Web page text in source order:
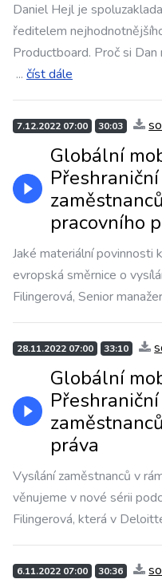
Daniel Hejl je
ředitelem
Productboard. Proč si
... číst dále
7.12.2022 07:00 30:03
Globální
pracovního
Jaké materiální povinnosti
evropská směrnice o
Filingerová, Senior
28.11.2022 07:00 33:10
Globální
práva
Vysílání zaměstnanců v
věnujeme v nové sérii
Filingerová, která v
6.11.2022 07:00 30:36